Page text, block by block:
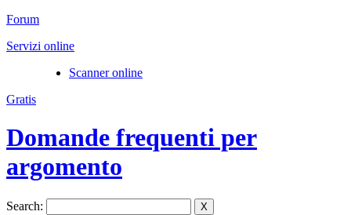
Forum
Servizi online
Scanner online
Gratis
Domande frequenti per
argomento
Search: X